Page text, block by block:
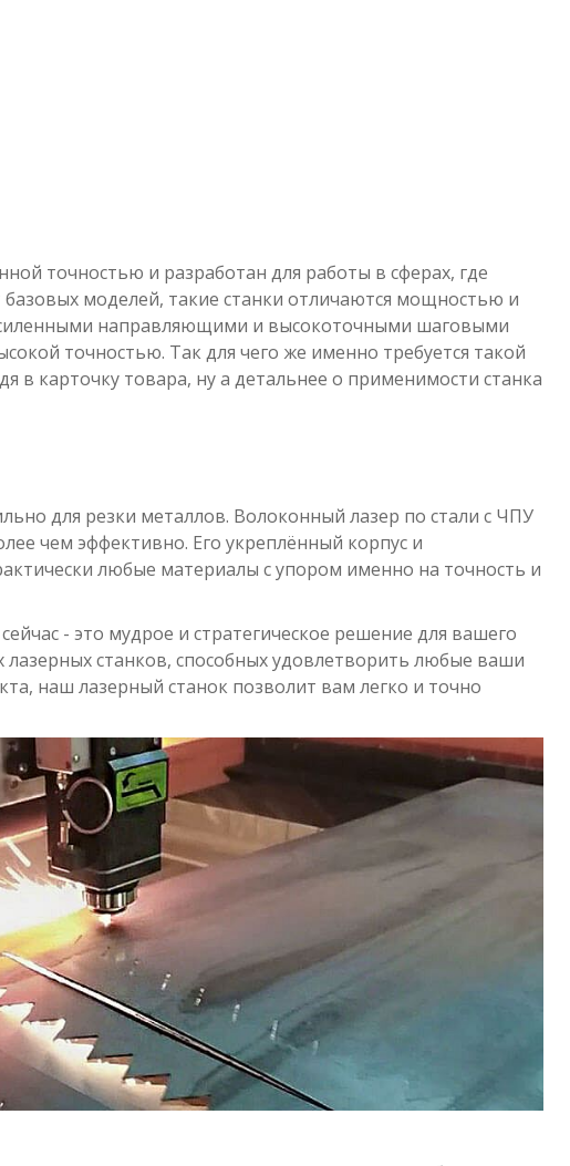
точностью и разработан для работы в сферах, где
моделей, такие станки отличаются мощностью и
направляющими и высокоточными шаговыми
точностью. Так для чего же именно требуется такой
в карточку товара, ну а детальнее о применимости станка
для резки металлов. Волоконный лазер по стали с ЧПУ
чем эффективно. Его укреплённый корпус и
любые материалы с упором именно на точность и
- это мудрое и стратегическое решение для вашего
станков, способных удовлетворить любые ваши
наш лазерный станок позволит вам легко и точно